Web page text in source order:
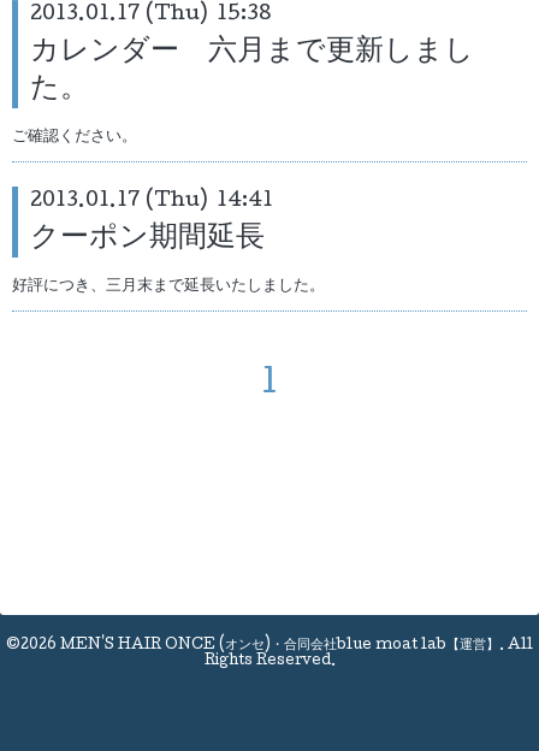
2013.01.17 (Thu) 15:38
カレンダー 六月まで更新しまし
た。
ご確認ください。
2013.01.17 (Thu) 14:41
クーポン期間延長
好評につき、三月末まで延長いたしました。
1
©2026 MEN'S HAIR ONCE (オンセ)・合同会社blue moat lab【運営】 . All
Rights Reserved.